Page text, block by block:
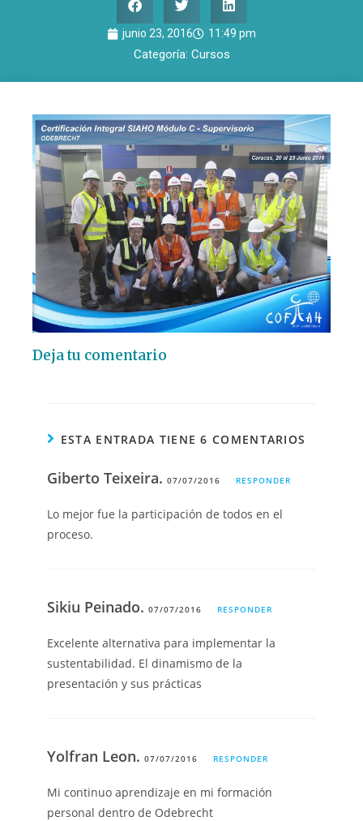
junio 23, 2016 11:49 pm
Categoría: Cursos
Deja tu comentario
ESTA ENTRADA TIENE 6 COMENTARIOS
Giberto Teixeira.07/07/2016 RESPONDER
Lo mejor fue la participación de todos en el
proceso.
Sikiu Peinado.07/07/2016 RESPONDER
Excelente alternativa para implementar la
sustentabilidad. El dinamismo de la
presentación y sus prácticas
Yolfran Leon.07/07/2016 RESPONDER
Mi continuo aprendizaje en mi formación
personal dentro de Odebrecht